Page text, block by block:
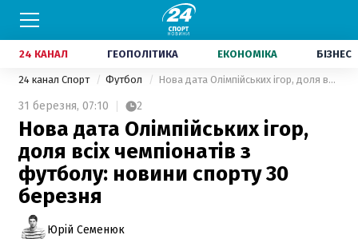
24 КАНАЛ ГЕОПОЛІТИКА ЕКОНОМІКА БІЗНЕС
24 канал Спорт Футбол Нова дата Олімпійських ігор, доля всіх чемпіонатів з футболу: новини спорту 30 березня
31 березня, 07:10 2
Нова дата Олімпійських ігор,
доля всіх чемпіонатів з
футболу: новини спорту 30
березня
Юрій Семенюк